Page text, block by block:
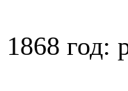
1868 год: